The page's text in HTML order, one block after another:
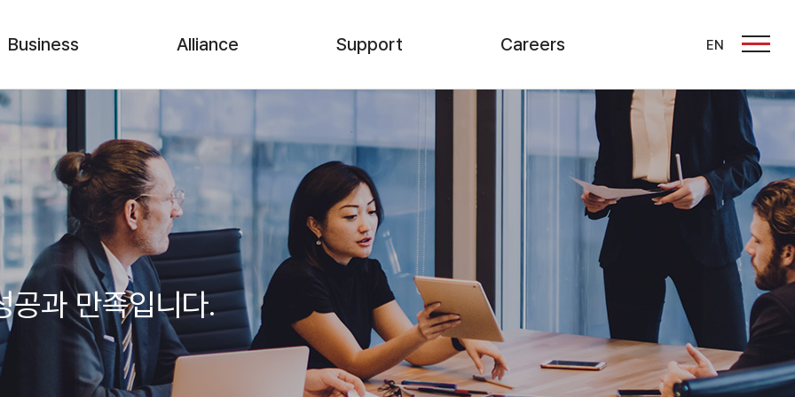
Business
머신비전 장비
신비전 솔루션
Component
Alliance
Partnership
Support
기술&견적문의
원격지원
고객 소통 창구
회사소식
사내행사
Careers
인재상
온라인 입사지원
EN
공과 만족입니다.